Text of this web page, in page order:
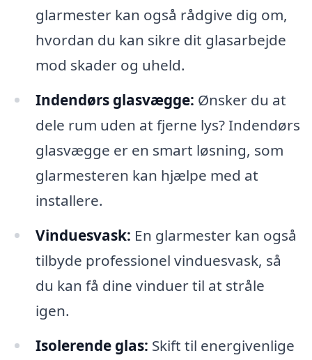
glarmester kan også rådgive dig om,
hvordan du kan sikre dit glasarbejde
mod skader og uheld.
Indendørs glasvægge: Ønsker du at
dele rum uden at fjerne lys? Indendørs
glasvægge er en smart løsning, som
glarmesteren kan hjælpe med at
installere.
Vinduesvask: En glarmester kan også
tilbyde professionel vinduesvask, så
du kan få dine vinduer til at stråle
igen.
Isolerende glas: Skift til energivenlige